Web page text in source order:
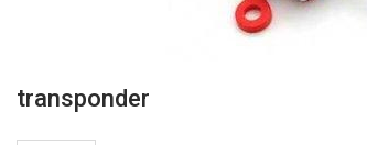
transponder